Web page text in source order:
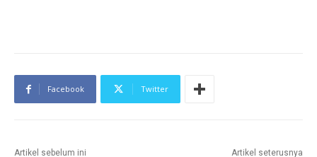
Facebook Twitter
Artikel sebelum ini Artikel seterusnya